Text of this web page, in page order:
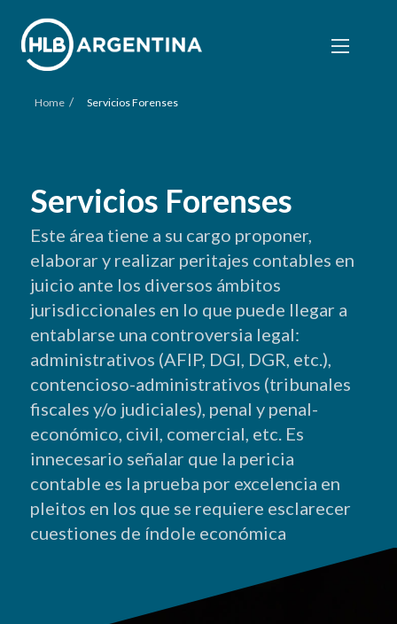
Home / Servicios Forenses
Servicios Forenses
Este área tiene a su cargo proponer,
elaborar y realizar peritajes contables en
juicio ante los diversos ámbitos
jurisdiccionales en lo que puede llegar a
entablarse una controversia legal:
administrativos (AFIP, DGI, DGR, etc.),
contencioso-administrativos (tribunales
fiscales y/o judiciales), penal y penal-
económico, civil, comercial, etc. Es
innecesario señalar que la pericia
contable es la prueba por excelencia en
pleitos en los que se requiere esclarecer
cuestiones de índole económica